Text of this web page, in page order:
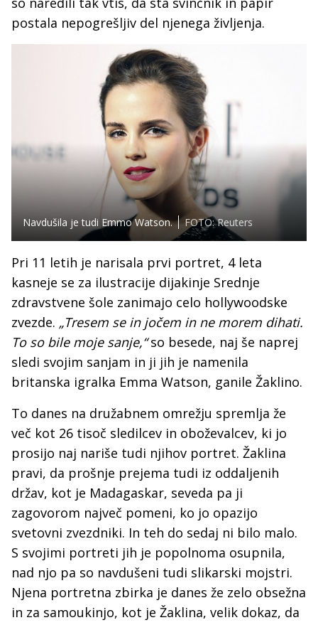
postala nepogrešljiv del njenega življenja.
Navdušila je tudi Emmo Watson. FOTO: Reuters
Pri 11 letih je narisala prvi portret, 4 leta
kasneje se za ilustracije dijakinje Srednje
zdravstvene šole zanimajo celo hollywoodske
zvezde. „Tresem se in jočem in ne morem dihati.
To so bile moje sanje,“so besede, naj še naprej
sledi svojim sanjam in ji jih je namenila
britanska igralka Emma Watson, ganile Žaklino.
To danes na družabnem omrežju spremlja že
več kot 26 tisoč sledilcev in oboževalcev, ki jo
prosijo naj nariše tudi njihov portret. Žaklina
pravi, da prošnje prejema tudi iz oddaljenih
držav, kot je Madagaskar, seveda pa ji
zagovorom največ pomeni, ko jo opazijo
svetovni zvezdniki. In teh do sedaj ni bilo malo.
S svojimi portreti jih je popolnoma osupnila,
nad njo pa so navdušeni tudi slikarski mojstri.
Njena portretna zbirka je danes že zelo obsežna
in za samoukinjo, kot je Žaklina, velik dokaz, da